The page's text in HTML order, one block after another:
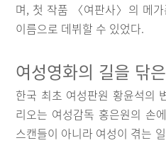
며, 첫 작품 〈여판사〉의 메
이름으로 데뷔할 수 있었다.
여성영화의 길을 닦
한국 최초 여성판원 황윤석의
리오는 여성감독 홍은원의 손
스캔들이 아니라 여성이 겪는